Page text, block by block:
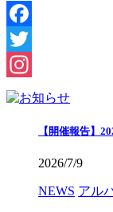
Facebook
Twitter
Instagram
【開催報告】
2026/7/9
NEWS アル